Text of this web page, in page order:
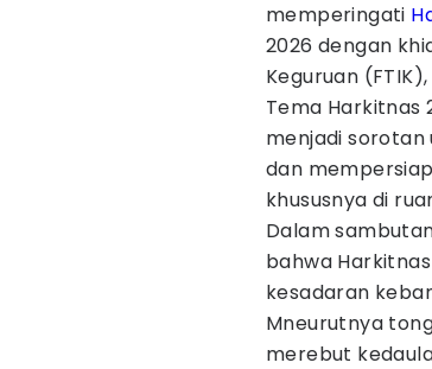
memperingati
2026 dengan
Keguruan
Tema Harkitnas
menjadi sorotan
dan
khususnya di
Dalam
bahwa
kesadaran
Mneurutnya
merebut